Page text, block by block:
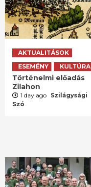
AKTUALITÁSOK
ESEMÉNY
KULTÚRA
Történelmi előadás
Zilahon
1 day ago Szilágysági
Szó